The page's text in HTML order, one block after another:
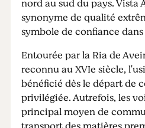
nord au sud du pays. Vista
synonyme de qualité
symbole de confiance
Entourée par la Ria de
reconnu au XVIe siècle,
bénéficié dès le départ de
privilégiée. Autrefois, les
principal moyen de